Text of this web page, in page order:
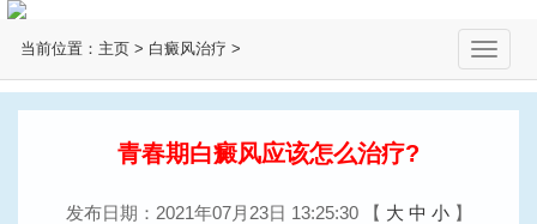
当前位置： 主页 > 白癜风治疗 >
切
换
青春期白癜风应该怎么治疗?
发布日期：2021年07月23日 13:25:30 【 大 中 小】